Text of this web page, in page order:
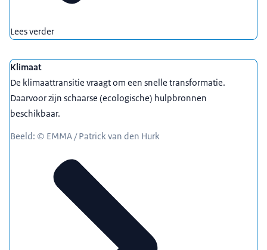
Lees verder
Klimaat
De klimaattransitie vraagt om een snelle transformatie.
Daarvoor zijn schaarse (ecologische) hulpbronnen
beschikbaar.
Beeld: © EMMA / Patrick van den Hurk